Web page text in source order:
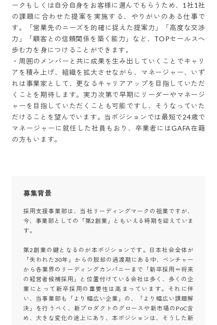
ークもしくは自分自身をお客様に選んでもらうため、1社1社
の課題に合わせた提案を実施する、やりがいのある仕事で
す。「営業先のニーズを的確に捉えた提案力」「高度な交渉
力」「顧客との信頼関係を築く能力」など、TOPセールスへ
歩む力を身につけることができます。
・周囲のメンバーと共に成果を生み出していくことでキャリ
アを積み上げ、組織を拡大させながら、マネージャー、いず
れは事業家として、更なるキャリアアップを目指していただ
くことを期待します。実力次第で早期にリーダーやマネージ
ャーを目指していただくことも可能ですし、そうなっていた
だけることを望んでいます。当ポジションでは最短で24歳で
マネージャーに就任した社員もおり、卒業者にはGAFA在籍
の方もいます。
募集背景
採用支援事業部は、当社リーディングマークの祖業ですが、
今、事業部としての「第2創業」ともいえる時期を迎えていま
す。
第2創業の鍵となるのが本ポジションです。日本社会全体が
「失われた30年」からの脱却の過渡期にある中、ベンチャー
から各業界のリーディングカンパニーまで「新卒採用＝将来
の経営者候補採用」と位置付けている会社は多く、多くの企
業にとって新卒採用の重要性は高まっています。それに伴
い、当事業部も「より幅広い企業」の、「より幅広い課題解
決」を行うべく、新プロダクトのグロースや新市場のPoC含
め、大きな変化の途上にあり、本ポジションは、そうした新